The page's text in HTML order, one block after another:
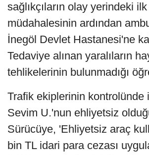
sağlıkçıların olay yerindeki ilk
müdahalesinin ardından
İnegöl Devlet Hastanesi'ne
Tedaviye alınan yaralıların
tehlikelerinin bulunmadığı
Trafik ekiplerinin kontrolünde
Sevim U.'nun ehliyetsiz
Sürücüye, 'Ehliyetsiz araç
bin TL idari para cezası